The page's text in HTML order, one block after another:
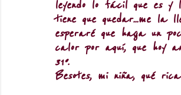
leyendo lo fácil que es y
tiene que quedar...me la
esperaré que haga un
calor por aquí, que hoy
31º.
Besotes, mi niña, qué